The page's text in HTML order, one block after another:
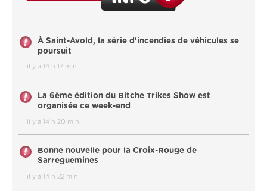
À Saint-Avold, la série d'incendies de véhicules se
poursuit
il y a 14 h 17 min
La 6ème édition du Bitche Trikes Show est
organisée ce week-end
il y a 14 h 20 min
Bonne nouvelle pour la Croix-Rouge de
Sarreguemines
il y a 14 h 22 min